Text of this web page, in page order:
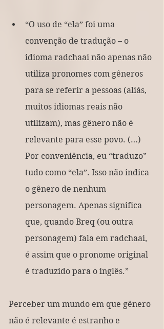
“O uso de “ela” foi uma
convenção de tradução – o
idioma radchaai não apenas não
utiliza pronomes com gêneros
para se referir a pessoas (aliás,
muitos idiomas reais não
utilizam), mas gênero não é
relevante para esse povo. (…)
Por conveniência, eu “traduzo”
tudo como “ela”. Isso não indica
o gênero de nenhum
personagem. Apenas significa
que, quando Breq (ou outra
personagem) fala em radchaai,
é assim que o pronome original
é traduzido para o inglês.”
Perceber um mundo em que gênero
não é relevante é estranho e